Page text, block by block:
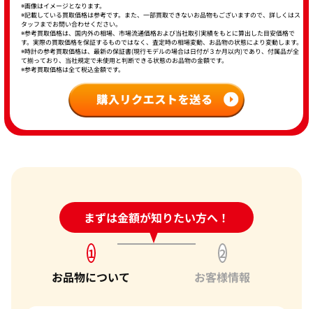
※画像はイメージとなります。
※記載している買取価格は参考です。また、一部買取できないお品物もございますので、詳しくはス
タッフまでお問い合わせください。
※参考買取価格は、国内外の相場、市場流通価格および当社取引実績をもとに算出した目安価格で
す。実際の買取価格を保証するものではなく、査定時の相場変動、お品物の状態により変動します。
※時計の参考買取価格は、最新の保証書(現行モデルの場合は日付が３か月以内)であり、付属品が全
て揃っており、当社規定で未使用と判断できる状態のお品物の金額です。
※参考買取価格は全て税込金額です。
まずは金額が知りたい方へ！
24時間受付中!問い合わせフォーム
1
お品物について
2
お客様情報